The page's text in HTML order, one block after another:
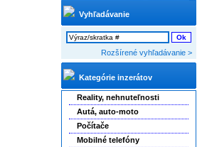
Vyhľadávanie
Rozšírené vyhľadávanie >
Kategórie inzerátov
Reality, nehnuteľnosti
Autá, auto-moto
Počítače
Mobilné telefóny